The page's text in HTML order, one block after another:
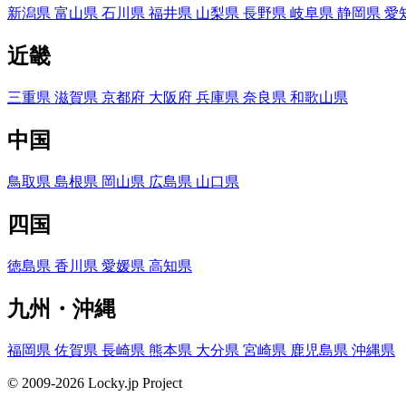
新潟県 富山県 石川県 福井県 山梨県 長野県 岐阜県 静岡県 愛
近畿
三重県 滋賀県 京都府 大阪府 兵庫県 奈良県 和歌山県
中国
鳥取県 島根県 岡山県 広島県 山口県
四国
徳島県 香川県 愛媛県 高知県
九州・沖縄
福岡県 佐賀県 長崎県 熊本県 大分県 宮崎県 鹿児島県 沖縄県
© 2009-2026 Locky.jp Project